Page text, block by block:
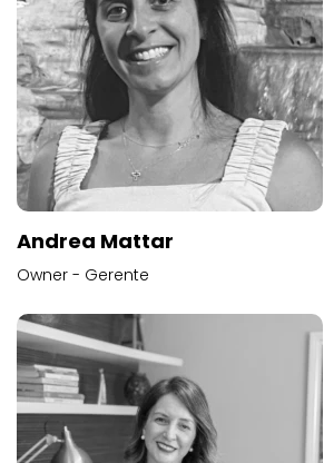
Andrea Mattar
Owner - Gerente